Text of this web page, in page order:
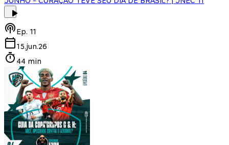
Ep. 11
15.jun.26
44 min